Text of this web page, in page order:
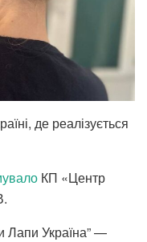
де реалізується
КП «Центр
Лапи Україна” —